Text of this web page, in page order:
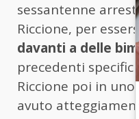
sessantenne
Riccione, per
davanti a delle
precedenti
Riccione poi in
avuto